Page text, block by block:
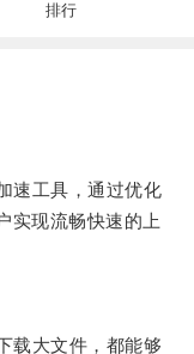
排行
工具，通过优化
实现流畅快速的上
大文件，都能够